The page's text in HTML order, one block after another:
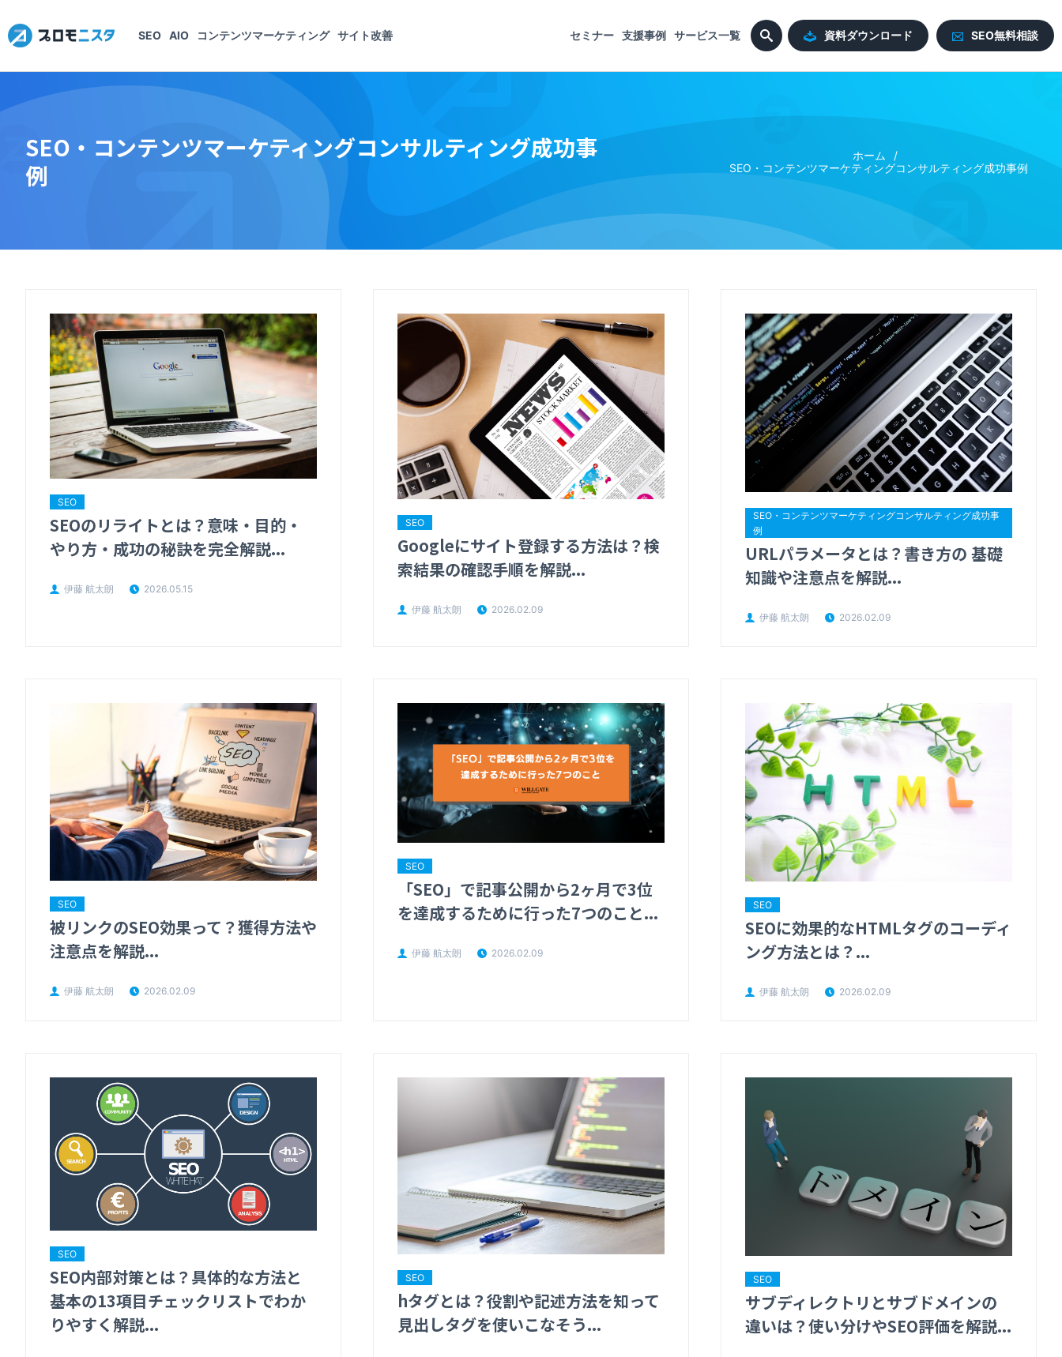
SEO AIO コンテンツマーケティング サイト改善 セミナー 支援事例 サービス一覧 資料ダウンロード SEO無料相談
SEO・コンテンツマーケティングコンサルティング成功事
例
ホーム
SEO・コンテンツマーケティングコンサルティング成功事例
SEO
SEOのリライトとは？意味・目的・
やり方・成功の秘訣を完全解説...
伊藤 航太朗 2026.05.15
SEO
Googleにサイト登録する方法は？検
索結果の確認手順を解説...
伊藤 航太朗 2026.02.09
SEO・コンテンツマーケティングコンサルティング成功事
例
URLパラメータとは？書き方の 基礎
知識や注意点を解説...
伊藤 航太朗 2026.02.09
SEO
被リンクのSEO効果って？獲得方法や
注意点を解説...
伊藤 航太朗 2026.02.09
SEO
「SEO」で記事公開から2ヶ月で3位
を達成するために行った7つのこと...
伊藤 航太朗 2026.02.09
SEO
SEOに効果的なHTMLタグのコーディ
ング方法とは？...
伊藤 航太朗 2026.02.09
SEO
SEO内部対策とは？具体的な方法と
基本の13項目チェックリストでわか
りやすく解説...
SEO
hタグとは？役割や記述方法を知って
見出しタグを使いこなそう...
SEO
サブディレクトリとサブドメインの
違いは？使い分けやSEO評価を解説...